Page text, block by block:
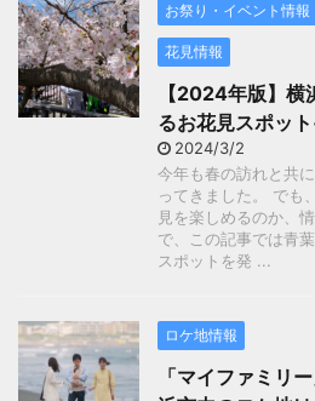
お祭り・イベント情報
花見情報
【2024年版】
るお花見スポッ
2024/3/2
今年も春の訪れと共
ってきました。 でも
見を楽しめるのか、
で、この記事では青
スポットを発 ...
ロケ地情報
「マイファミリ